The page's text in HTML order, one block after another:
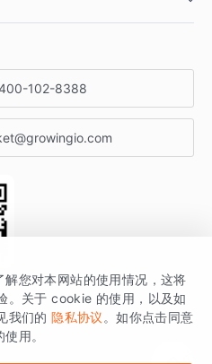
102-8388
增长的品牌，核心平台为 GrowingIO
析云。
您对本网站的使用情况，这将
。关于 cookie 的使用，以及如
我们的 隐私协议 。如你点击同意
用。